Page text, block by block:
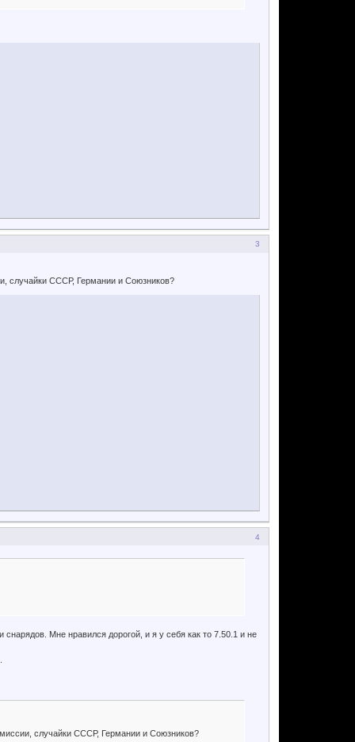
3
случайки СССР, Германии и Союзников?
4
Мне нравился дорогой, и я у себя как то 7.50.1 и не
миссии, случайки СССР, Германии и Союзников?